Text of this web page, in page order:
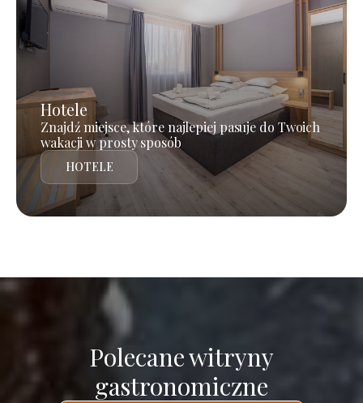
Hotele
Znajdź miejsce, które najlepiej pasuje do Twoich
wakacji w prosty sposób
HOTELE
Polecane witryny
gastronomiczne